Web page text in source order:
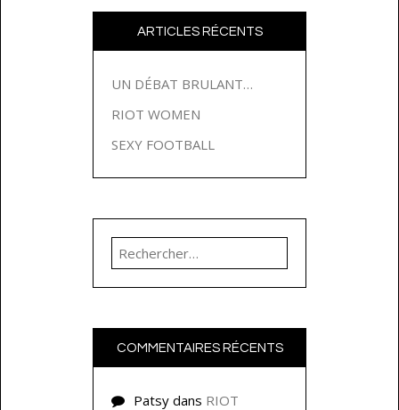
ARTICLES RÉCENTS
UN DÉBAT BRULANT…
RIOT WOMEN
SEXY FOOTBALL
Rechercher :
COMMENTAIRES RÉCENTS
Patsy dans RIOT